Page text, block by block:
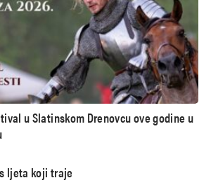
u Slatinskom Drenovcu ove godine u
ljeta koji traje